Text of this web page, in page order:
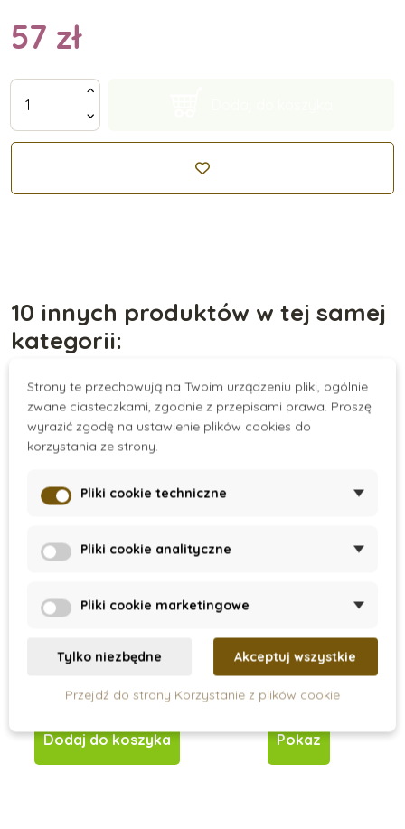
57 zł
10 innych produktów w tej samej
kategorii:
Nowość
On Stock
123 zł
Dodaj do koszyka
Fartuszek ochronny
dla dzieci
51 zł
Pokaz
Strony te przechowują na Twoim urządzeniu pliki, ogólnie
zwane ciasteczkami, zgodnie z przepisami prawa. Proszę
wyrazić zgodę na ustawienie plików cookies do
korzystania ze strony.
Pliki cookie techniczne
Pliki cookie analityczne
Pliki cookie marketingowe
Tylko niezbędne Akceptuj wszystkie
Przejdź do strony Korzystanie z plików cookie